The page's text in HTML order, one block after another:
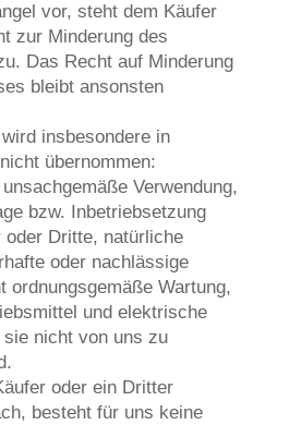
vor, steht dem Käufer
zur Minderung des
Das Recht auf Minderung
bleibt ansonsten
insbesondere in
übernommen:
Verwendung,
bzw. Inbetriebsetzung
oder Dritte, natürliche
oder nachlässige
ordnungsgemäße Wartung,
und elektrische
nicht von uns zu
oder ein Dritter
besteht für uns keine